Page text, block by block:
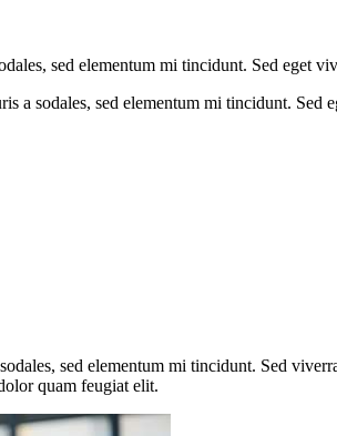
sed elementum mi tincidunt. Sed eget
a sodales, sed elementum mi tincidunt. Sed
sed elementum mi tincidunt. Sed
quam feugiat elit.